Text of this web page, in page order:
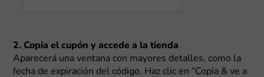
2. Copia el cupón y accede a la tienda
Aparecerá una ventana con mayores detalles, como la
fecha de expiración del código. Haz clic en “Copia & ve a